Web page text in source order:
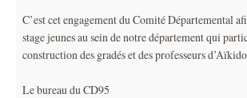
C’est cet engagement du Comité Départemental
stage jeunes au sein de notre département qui
construction des gradés et des professeurs
Le bureau du CD95